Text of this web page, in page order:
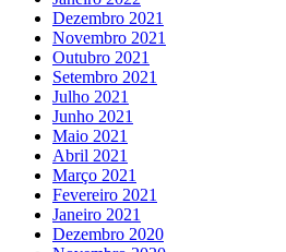
Dezembro 2021
Novembro 2021
Outubro 2021
Setembro 2021
Julho 2021
Junho 2021
Maio 2021
Abril 2021
Março 2021
Fevereiro 2021
Janeiro 2021
Dezembro 2020